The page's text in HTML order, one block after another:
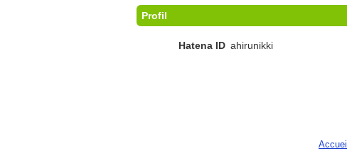
Profil
Hatena ID ahirunikki
Accueil